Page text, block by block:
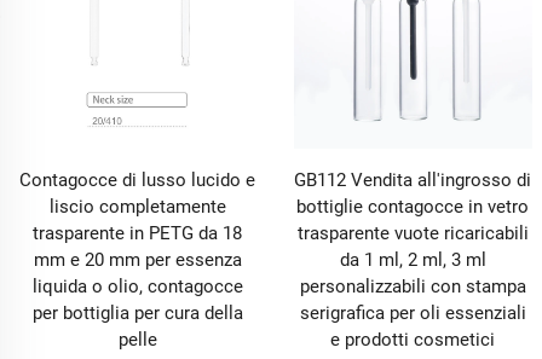
Contagocce di lusso lucido e
liscio completamente
trasparente in PETG da 18
mm e 20 mm per essenza
liquida o olio, contagocce
per bottiglia per cura della
pelle
GB112 Vendita all'ingrosso di
bottiglie contagocce in vetro
trasparente vuote ricaricabili
da 1 ml, 2 ml, 3 ml
personalizzabili con stampa
serigrafica per oli essenziali
e prodotti cosmetici